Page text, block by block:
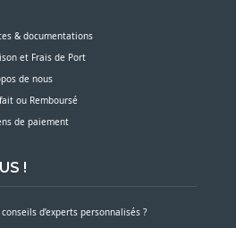
& documentations
et Frais de Port
de nous
ou Remboursé
de paiement
!
d’experts personnalisés ?